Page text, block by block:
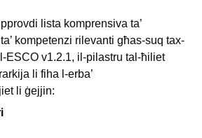
lista komprensiva ta’
kompetenzi rilevanti għas-suq tax-
ESCO v1.2.1, il-pilastru tal-ħiliet
li fiha l-erba’
li ġejjin: